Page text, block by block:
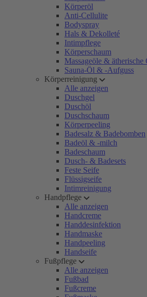
Körperöl
Anti-Cellulite
Bodyspray
Hals & Dekolleté
Intimpflege
Körperschaum
Massageöle & ätherische
Sauna-Öl & -Aufguss
Körperreinigung
Alle anzeigen
Duschgel
Duschöl
Duschschaum
Körperpeeling
Badesalz & Badebomben
Badeöl & -milch
Badeschaum
Dusch- & Badesets
Feste Seife
Flüssigseife
Intimreinigung
Handpflege
Alle anzeigen
Handcreme
Handdesinfektion
Handmaske
Handpeeling
Handseife
Fußpflege
Alle anzeigen
Fußbad
Fußcreme